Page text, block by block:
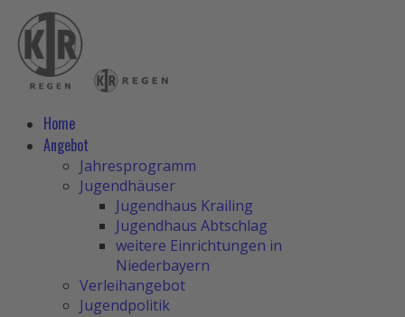
Home
Angebot
Jahresprogramm
Jugendhäuser
Jugendhaus Krailing
Jugendhaus Abtschlag
weitere Einrichtungen in
Niederbayern
Verleihangebot
Jugendpolitik